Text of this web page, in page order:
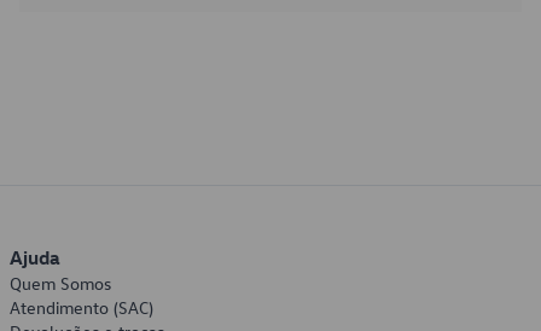
Ajuda
Quem Somos
Atendimento (SAC)